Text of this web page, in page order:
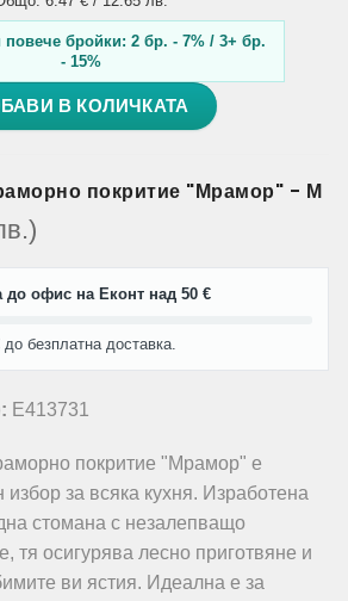
повече бройки: 2 бр. - 7% / 3+ бр.
- 15%
В КОЛИЧКАТА
покритие "Мрамор" - М
)
до офис на Еконт над 50 €
безплатна доставка.
E413731
покритие "Мрамор" е
избор за всяка кухня. Изработена
стомана с незалепващо
тя осигурява лесно приготвяне и
ви ястия. Идеална е за